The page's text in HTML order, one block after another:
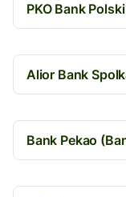
PKO Bank Polski
Alior Bank
Bank Pekao